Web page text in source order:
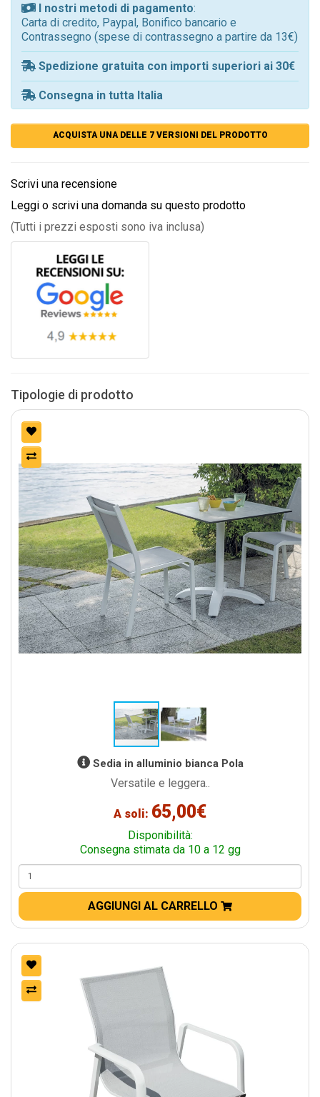
I nostri metodi di pagamento:
Carta di credito, Paypal, Bonifico bancario e
Contrassegno (spese di contrassegno a partire da 13€)
Spedizione gratuita con importi superiori ai 30€
Consegna in tutta Italia
ACQUISTA UNA DELLE 7 VERSIONI DEL PRODOTTO
Scrivi una recensione
Leggi o scrivi una domanda su questo prodotto
(Tutti i prezzi esposti sono iva inclusa)
Tipologie di prodotto
Sedia in alluminio bianca Pola
Versatile e leggera..
A soli: 65,00€
Disponibilità:
Consegna stimata da 10 a 12 gg
AGGIUNGI AL CARRELLO